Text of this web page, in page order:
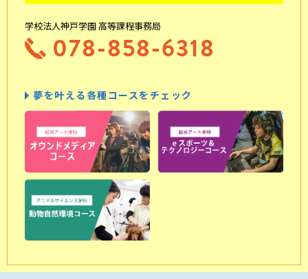
学校法人神戸学園 高等課程事務局
078-858-6318
夢を叶える各種コースをチェック